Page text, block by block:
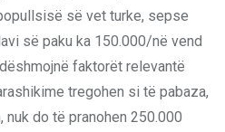
së vet turke, sepse
së paku ka 150.000/në vend
faktorët relevantë
tregohen si të pabaza,
do të pranohen 250.000